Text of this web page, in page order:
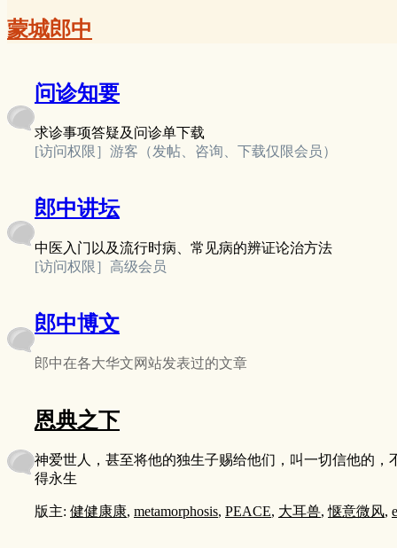
蒙城郎中
问诊知要
求诊事项答疑及问诊单下载
[访问权限］游客（发帖、咨询、下载仅限会员）
郎中讲坛
中医入门以及流行时病、常见病的辨证论治方法
[访问权限］高级会员
郎中博文
郎中在各大华文网站发表过的文章
恩典之下
神爱世人，甚至将他的独生子赐给他们，叫一切信他的，
得永生
版主: 健健康康, metamorphosis, PEACE, 大耳兽,惬意微风,